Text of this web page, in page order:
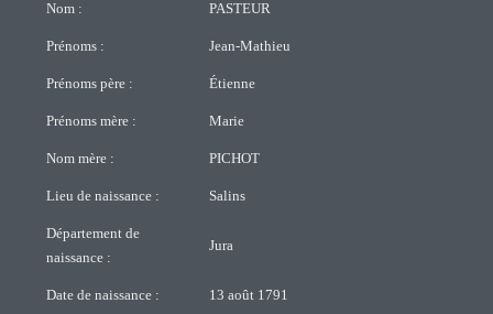
Nom : PASTEUR
Prénoms : Jean-Mathieu
Prénoms père : Étienne
Prénoms mère : Marie
Nom mère : PICHOT
Lieu de naissance : Salins
Département de
naissance :
Jura
Date de naissance : 13 août 1791